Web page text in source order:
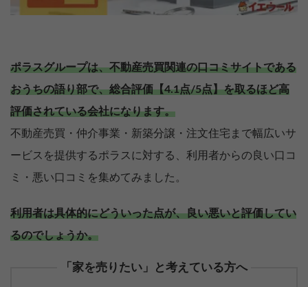
ポラスグループは、不動産売買関連の口コミサイトである
おうちの語り部で、総合評価【4.1点/5点】を取るほど高
評価されている会社になります。
不動産売買・仲介事業・新築分譲・注文住宅まで幅広いサ
ービスを提供するポラスに対する、利用者からの良い口コ
ミ・悪い口コミを集めてみました。
利用者は具体的にどういった点が、良い悪いと評価してい
るのでしょうか。
「家を売りたい」と考えている方へ